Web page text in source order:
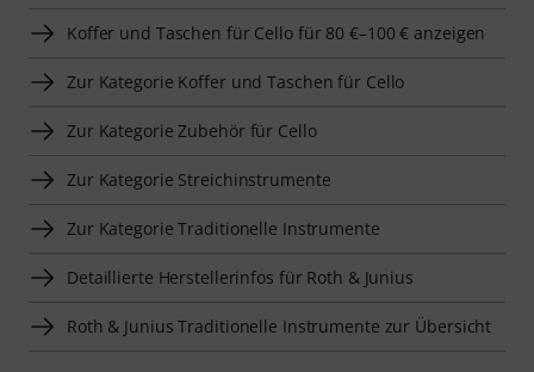
Koffer und Taschen für Cello für 80 €–100 € anzeigen
Zur Kategorie Koffer und Taschen für Cello
Zur Kategorie Zubehör für Cello
Zur Kategorie Streichinstrumente
Zur Kategorie Traditionelle Instrumente
Detaillierte Herstellerinfos für Roth & Junius
Roth & Junius Traditionelle Instrumente zur Übersicht